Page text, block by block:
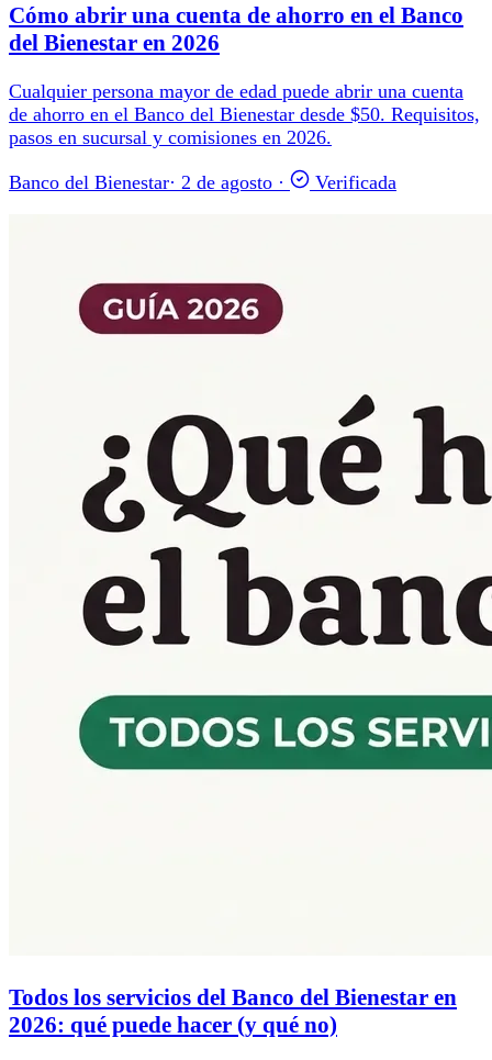
Cómo abrir una cuenta de ahorro en el Banco
del Bienestar en 2026
Cualquier persona mayor de edad puede abrir una cuenta
de ahorro en el Banco del Bienestar desde $50. Requisitos,
pasos en sucursal y comisiones en 2026.
Banco del Bienestar· 2 de agosto · Verificada
Todos los servicios del Banco del Bienestar en
2026: qué puede hacer (y qué no)